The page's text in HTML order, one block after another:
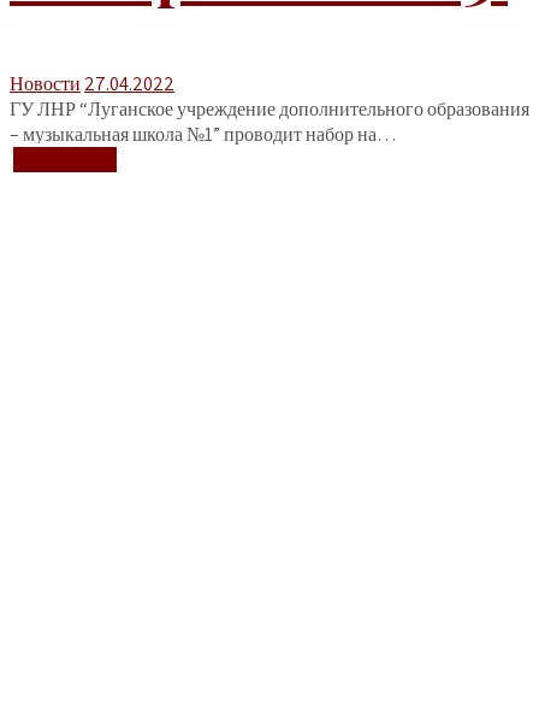
Новости 27.04.2022
ГУ ЛНР “Луганское учреждение дополнительного образования
– музыкальная школа №1” проводит набор на…